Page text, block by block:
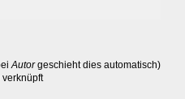
Autorgeschieht dies automatisch)